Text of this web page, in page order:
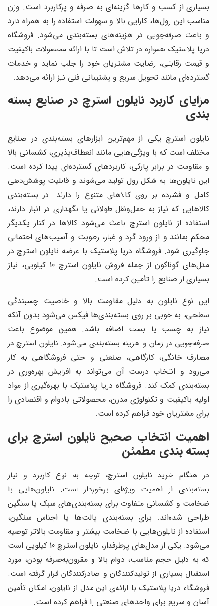
بسیاری از کسب و کارها گزینه‌ای به صرفه و پرکاربرد است. وزن
مناسب این رول‌ها، کارایی بالا و سهولت استفاده را به همراه دارد
و باعث صرفه‌جویی در هزینه‌های بسته‌بندی می‌شود. فروشگاه
دریا پلاستیک همواره در تلاش است تا با ارائه محصولات باکیفیت
و قیمت رقابتی، رضایت مشتریان خود را جلب نماید و خدمات
گسترده‌ای مانند تحویل سریع و پشتیبانی فنی نیز ارائه می‌دهد.
مزایای کاربرد نایلون استرچ در صنایع بسته
بندی
نایلون استرچ یکی از مهم‌ترین ابزارهای بسته‌بندی در صنایع
مختلف است که با ویژگی‌هایی مانند انعطاف‌پذیری، کشسانی بالا
و مقاومت در برابر پارگی، کاربردهای گسترده‌ای پیدا کرده است.
این نایلون‌ها به شکل رول تولید می‌شوند و قابلیت پوشش‌دهی
کامل و فشرده بر روی کالاهای متنوع را دارند. در بسته‌بندی
کالاهایی که نیاز به حمل‌ونقل طولانی یا نگهداری در انبار دارند،
استفاده از نایلون استرچ باعث می‌شود کالاها در کنار یکدیگر
محکم بمانند و از ورود گرد و غبار، رطوبت و آسیب‌های احتمالی
جلوگیری شود. فروشگاه دریا پلاستیک با عرضه نایلون استرچ در
مدل‌های گوناگون از جمله فروش نایلون استرچ 10 کیلویی، نیاز
بسیاری از صنایع را تأمین کرده است.
این نوع نایلون به دلیل مقاومت بالا و خاصیت چسبندگی
سطحی، به خوبی بر روی بسته‌بندی‌ها فیکس می‌شود بدون آنکه
نیاز به چسب یا بست اضافه باشد. همین موضوع باعث
صرفه‌جویی در زمان و هزینه بسته‌بندی می‌شود. نایلون استرچ در
مصارف خانگی، کارگاهی، صنعتی و حتی فروشگاهی به کار
می‌رود و انتخاب درست آن می‌تواند به افزایش بهره‌وری در
بسته‌بندی کمک کند. فروشگاه دریا پلاستیک با بهره‌گیری از مواد
اولیه باکیفیت و تکنولوژی مدرن، محصولاتی بادوام و اقتصادی را
برای مشتریان خود فراهم کرده است.
اهمیت انتخاب صحیح نایلون استرچ برای
بسته بندی مطمئن
در هنگام خرید نایلون استرچ، توجه به نوع کاربرد و نیاز
بسته‌بندی از اهمیت ویژه‌ای برخوردار است. نایلون‌هایی با
ضخامت و کشسانی متفاوت برای بسته‌بندی‌های سبک یا سنگین
طراحی شده‌اند. برای بسته‌بندی پالت‌ها یا اجناس سنگین،
استفاده از نایلون‌هایی با ضخامت بیشتر و مقاومت بالاتر توصیه
می‌شود. یکی از مدل‌های پرطرفدار، نایلون استرچ 10 کیلویی است
که به دلیل حجم مناسب، دوام بالا و مقرون‌به‌صرفه بودن، مورد
استقبال بسیاری از تولیدکنندگان و صادرکنندگان قرار گرفته است.
فروشگاه دریا پلاستیک با ارائه‌ی این مدل از نایلون، امکان تأمین
آسان و سریع برای واحدهای صنعتی را فراهم کرده است.